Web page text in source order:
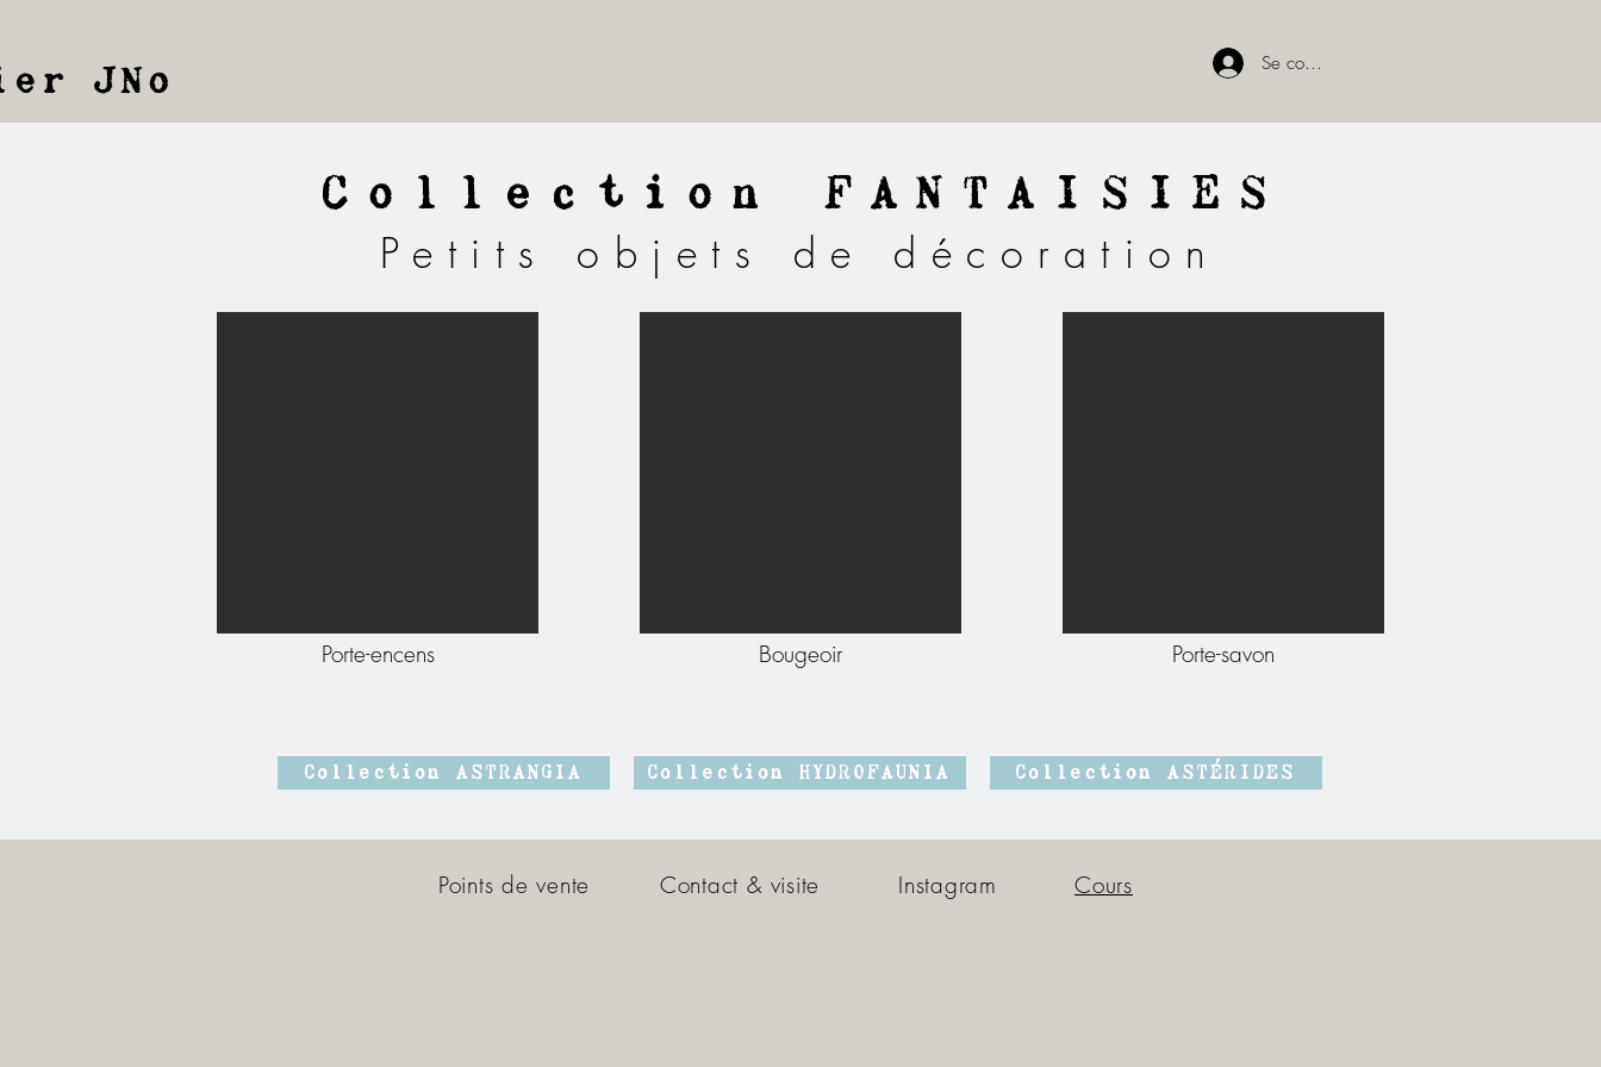
JNo Se connecter
Collection FANTAISIES
Petits objets de décoration
Porte-encens Bougeoir Porte-savon
Collection ASTRANGIA Collection HYDROFAUNIA Collection ASTÉRIDES
Points de vente Contact & visite Instagram Cours